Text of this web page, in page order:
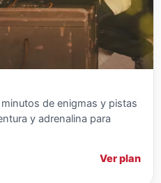
de enigmas y pistas
y adrenalina para
Ver plan